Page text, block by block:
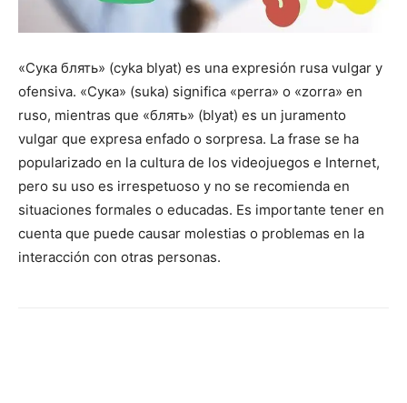
«Сука блять» (cyka blyat) es una expresión rusa vulgar y
ofensiva. «Сука» (suka) significa «perra» o «zorra» en
ruso, mientras que «блять» (blyat) es un juramento
vulgar que expresa enfado o sorpresa. La frase se ha
popularizado en la cultura de los videojuegos e Internet,
pero su uso es irrespetuoso y no se recomienda en
situaciones formales o educadas. Es importante tener en
cuenta que puede causar molestias o problemas en la
interacción con otras personas.